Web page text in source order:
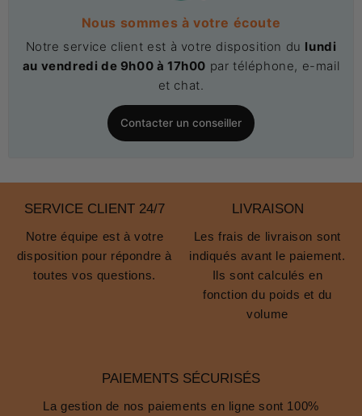
Nous sommes à votre écoute
Notre service client est à votre disposition du lundi
au vendredi de 9h00 à 17h00 par téléphone, e-mail
et chat.
Contacter un conseiller
SERVICE CLIENT 24/7
Notre équipe est à votre
disposition pour répondre à
toutes vos questions.
LIVRAISON
Les frais de livraison sont
indiqués avant le paiement.
Ils sont calculés en
fonction du poids et du
volume
PAIEMENTS SÉCURISÉS
La gestion de nos paiements en ligne sont 100%